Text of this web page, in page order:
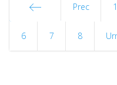
Prec 1
6 7 8